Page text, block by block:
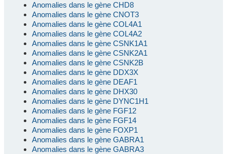
Anomalies dans le gène CHD8
Anomalies dans le gène CNOT3
Anomalies dans le gène COL4A1
Anomalies dans le gène COL4A2
Anomalies dans le gène CSNK1A1
Anomalies dans le gène CSNK2A1
Anomalies dans le gène CSNK2B
Anomalies dans le gène DDX3X
Anomalies dans le gène DEAF1
Anomalies dans le gène DHX30
Anomalies dans le gène DYNC1H1
Anomalies dans le gène FGF12
Anomalies dans le gène FGF14
Anomalies dans le gène FOXP1
Anomalies dans le gène GABRA1
Anomalies dans le gène GABRA3